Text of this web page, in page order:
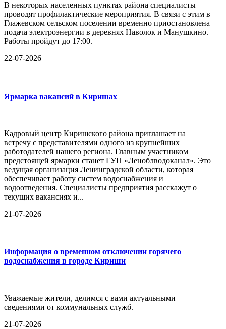
В некоторых населенных пунктах района специалисты
проводят профилактические мероприятия. В связи с этим в
Глажевском сельском поселении временно приостановлена
подача электроэнергии в деревнях Наволок и Манушкино.
Работы пройдут до 17:00.
22-07-2026
Ярмарка вакансий в Киришах
Кадровый центр Киришского района приглашает на
встречу с представителями одного из крупнейших
работодателей нашего региона. Главным участником
предстоящей ярмарки станет ГУП «Леноблводоканал». Это
ведущая организация Ленинградской области, которая
обеспечивает работу систем водоснабжения и
водоотведения. Специалисты предприятия расскажут о
текущих вакансиях и...
21-07-2026
Информация о временном отключении горячего
водоснабжения в городе Кириши
Уважаемые жители, делимся с вами актуальными
сведениями от коммунальных служб.
21-07-2026